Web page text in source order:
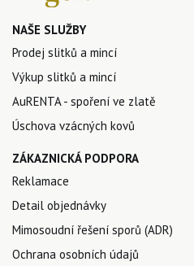
NAŠE SLUŽBY
Prodej slitků a mincí
Výkup slitků a mincí
AuRENTA - spoření ve zlatě
Úschova vzácných kovů
ZÁKAZNICKÁ PODPORA
Reklamace
Detail objednávky
Mimosoudní řešení sporů (ADR)
Ochrana osobních údajů